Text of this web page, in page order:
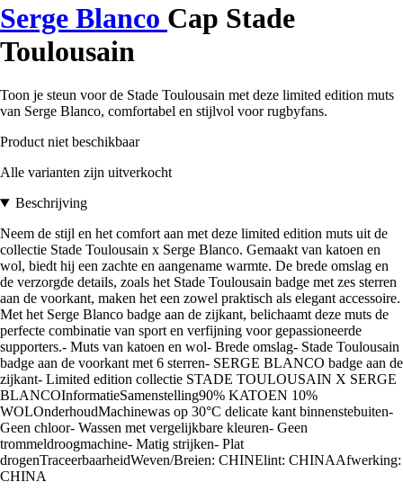
Serge Blanco Cap Stade
Toulousain
Toon je steun voor de Stade Toulousain met deze limited edition muts
van Serge Blanco, comfortabel en stijlvol voor rugbyfans.
Product niet beschikbaar
Alle varianten zijn uitverkocht
Beschrijving
Neem de stijl en het comfort aan met deze limited edition muts uit de
collectie Stade Toulousain x Serge Blanco. Gemaakt van katoen en
wol, biedt hij een zachte en aangename warmte. De brede omslag en
de verzorgde details, zoals het Stade Toulousain badge met zes sterren
aan de voorkant, maken het een zowel praktisch als elegant accessoire.
Met het Serge Blanco badge aan de zijkant, belichaamt deze muts de
perfecte combinatie van sport en verfijning voor gepassioneerde
supporters.- Muts van katoen en wol- Brede omslag- Stade Toulousain
badge aan de voorkant met 6 sterren- SERGE BLANCO badge aan de
zijkant- Limited edition collectie STADE TOULOUSAIN X SERGE
BLANCOInformatieSamenstelling90% KATOEN 10%
WOLOnderhoudMachinewas op 30°C delicate kant binnenstebuiten-
Geen chloor- Wassen met vergelijkbare kleuren- Geen
trommeldroogmachine- Matig strijken- Plat
drogenTraceerbaarheidWeven/Breien: CHINElint: CHINAAfwerking:
CHINA